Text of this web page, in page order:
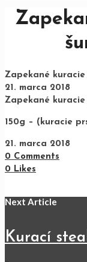
Zapekané kuracie
21. marca 2018
Zapekané kuracie
150g – (kuracie
21. marca 2018
0 Comments
0 Likes
Next Article
Kurací